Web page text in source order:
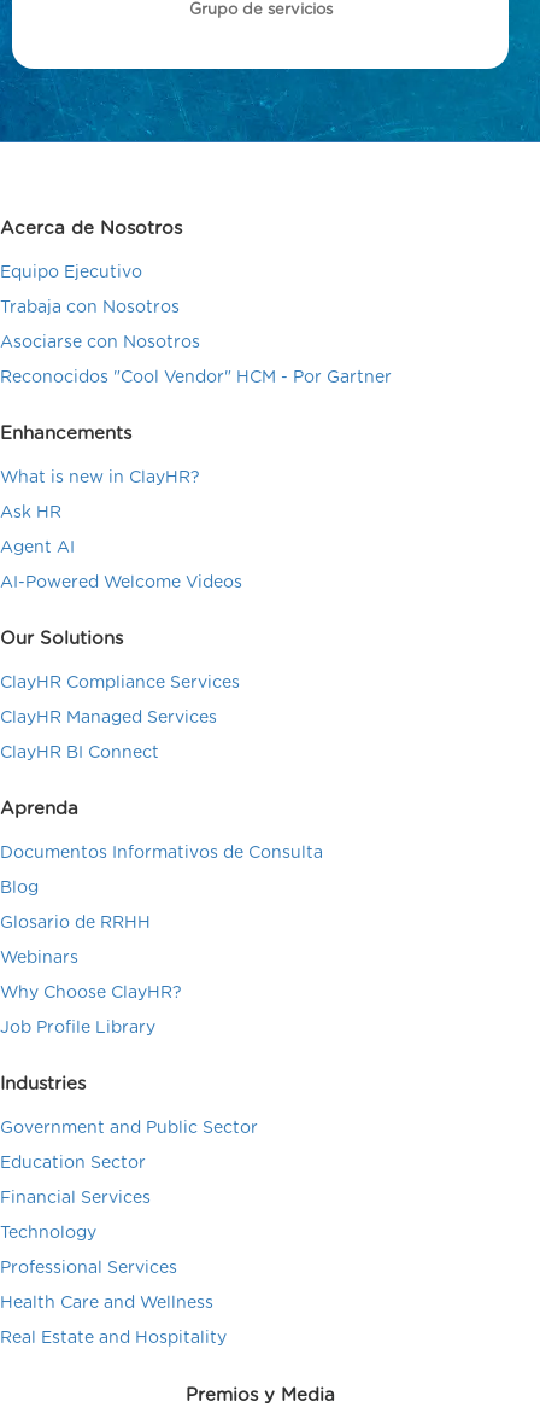
Grupo de servicios
Acerca de Nosotros
Equipo Ejecutivo
Trabaja con Nosotros
Asociarse con Nosotros
Reconocidos "Cool Vendor" HCM - Por Gartner
Enhancements
What is new in ClayHR?
Ask HR
Agent AI
AI-Powered Welcome Videos
Our Solutions
ClayHR Compliance Services
ClayHR Managed Services
ClayHR BI Connect
Aprenda
Documentos Informativos de Consulta
Blog
Glosario de RRHH
Webinars
Why Choose ClayHR?
Job Profile Library
Industries
Government and Public Sector
Education Sector
Financial Services
Technology
Professional Services
Health Care and Wellness
Real Estate and Hospitality
Premios y Media